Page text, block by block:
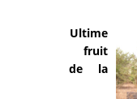
Ultime
fruit
de la